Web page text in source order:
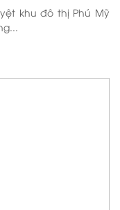
khu đô thị Phú Mỹ